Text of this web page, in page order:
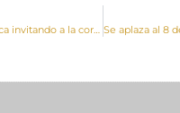
Comunicado del Sr. Obispo de Cuenca invitando a la corresponsabilidad y generosidad económica ante la pandemia